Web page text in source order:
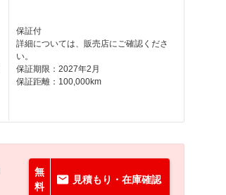
保証付
詳細については、販売店にご確認くださ
い。
保証期限：2027年2月
保証距離：100,000km
無
料
見積もり・在庫確認